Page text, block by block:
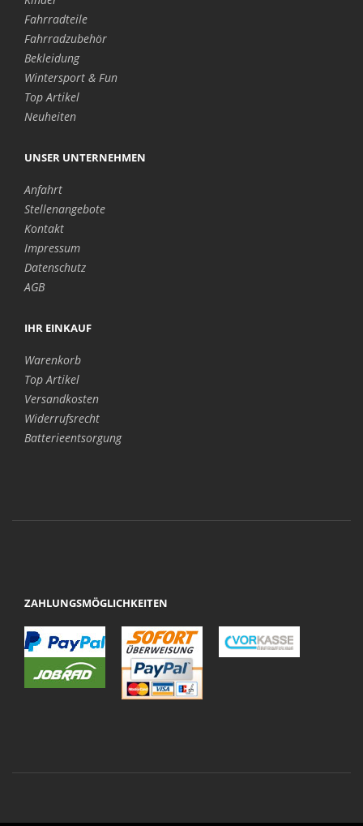
Fahrradteile
Fahrradzubehör
Bekleidung
Wintersport & Fun
Top Artikel
Neuheiten
UNSER UNTERNEHMEN
Anfahrt
Stellenangebote
Kontakt
Impressum
Datenschutz
AGB
IHR EINKAUF
Warenkorb
Top Artikel
Versandkosten
Widerrufsrecht
Batterieentsorgung
ZAHLUNGSMÖGLICHKEITEN